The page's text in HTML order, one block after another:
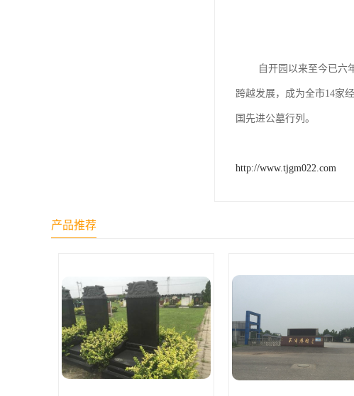
天津寝园
北仓公墓
永安陵人文纪念园
永安陵
天津殡葬服务
自开园以来至今已六年
跨越发展，成为全市14家
国先进公墓行列。
http://www.tjgm022.com
产品推荐